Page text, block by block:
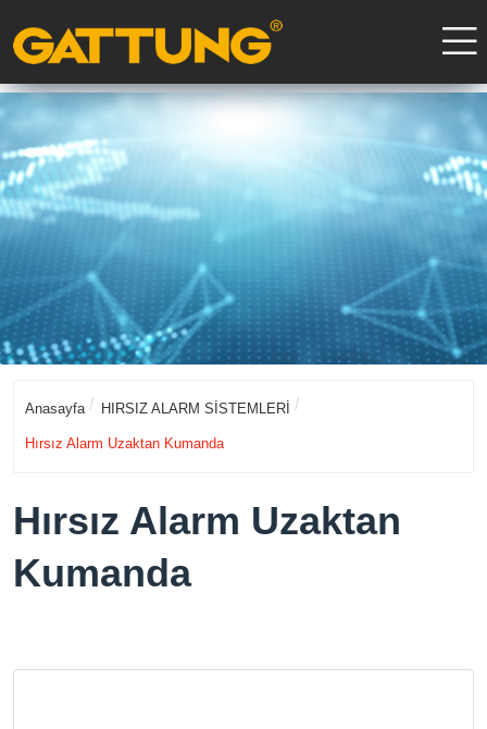
Anasayfa HIRSIZ ALARM SİSTEMLERİ
Hırsız Alarm Uzaktan Kumanda
Hırsız Alarm Uzaktan
Kumanda